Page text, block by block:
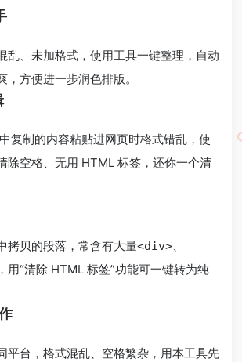
乱、未加格式，使用工具一键整理，自动
，方便进一步润色排版。
复制的内容粘贴进网页时格式错乱，使
除空格、无用 HTML 标签，还你一个清
拷贝的段落，常含有大量<div>、
，用“清除 HTML 标签”功能可一键转为纯
平台，格式混乱、空格繁杂，用本工具先